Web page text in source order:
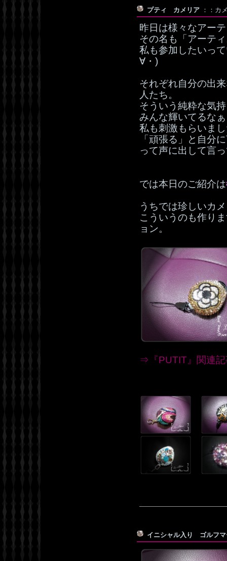
プティ カメリア ：：カ
昨日は様々なアー
その名も「アーテ
私も参加したいっ
∀・)
それぞれ自分の出
人たち。
そういう純粋な気
みんな輝いてるな
私も刺激もらいま
「頑張る」と自分
って声に出して言
では本日のご紹介は
うちでは珍しいカ
こういうのも作り
ョン。
⇒『PUTIT』関連記
イニシャル入り ゴルフ